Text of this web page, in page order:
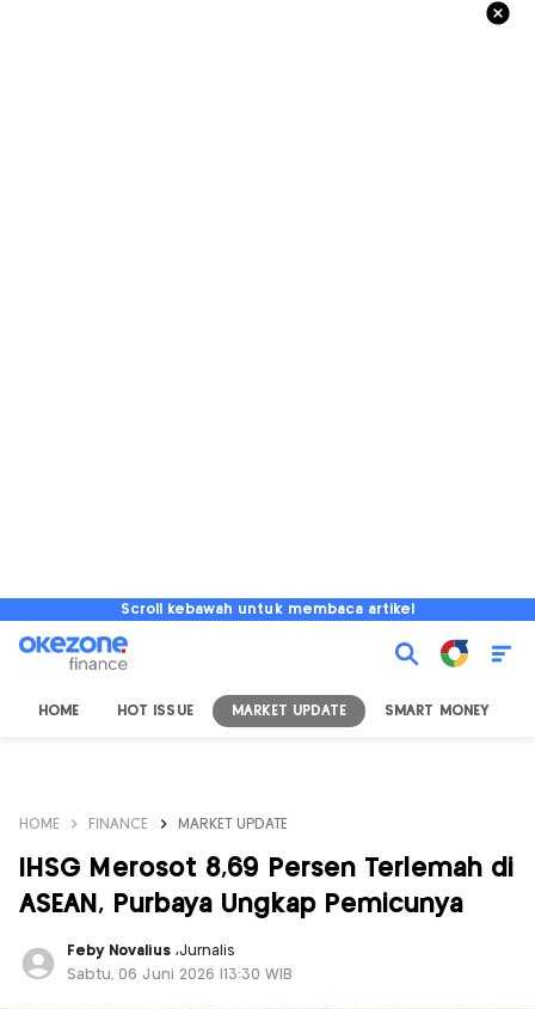
Scroll kebawah untuk membaca artikel
HOME HOT ISSUE MARKET UPDATE SMART MONEY
HOME FINANCE MARKET UPDATE
IHSG Merosot 8,69 Persen Terlemah di
ASEAN, Purbaya Ungkap Pemicunya
Feby Novalius ,Jurnalis
Sabtu, 06 Juni 2026 |13:30 WIB